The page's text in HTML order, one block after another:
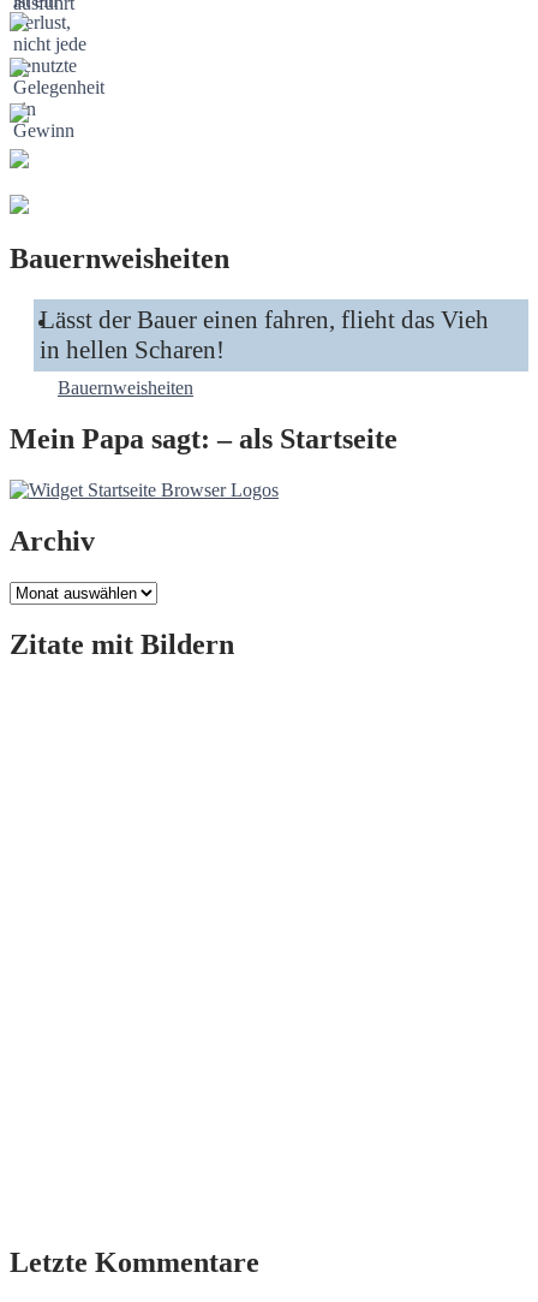
Bauernweisheiten
Lässt der Bauer einen fahren, flieht das Vieh
in hellen Scharen!
Bauernweisheiten
Mein Papa sagt: – als Startseite
Archiv
Archiv
Zitate mit Bildern
Letzte Kommentare